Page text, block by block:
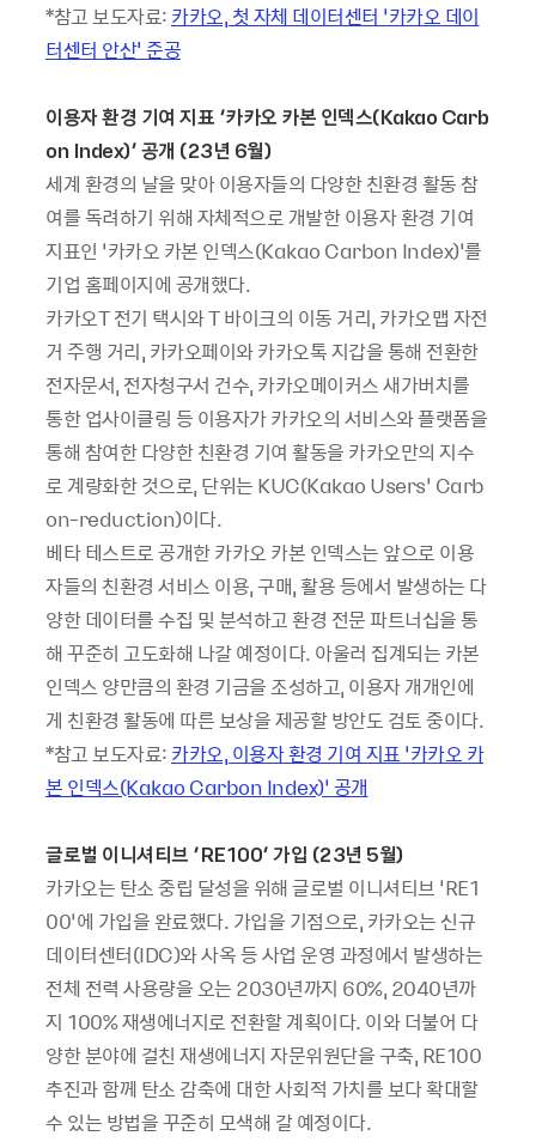
*참고 보도자료: 카카오, 첫 자체 데이터센터 ‘카카오 데이
터센터 안산' 준공
이용자 환경 기여 지표 ‘카카오 카본 인덱스(Kakao Carb
on Index)’ 공개 (23년 6월)
세계 환경의 날을 맞아 이용자들의 다양한 친환경 활동 참
여를 독려하기 위해 자체적으로 개발한 이용자 환경 기여
지표인 ‘카카오 카본 인덱스(Kakao Carbon Index)’를
기업 홈페이지에 공개했다.
카카오T 전기 택시와 T 바이크의 이동 거리, 카카오맵 자전
거 주행 거리, 카카오페이와 카카오톡 지갑을 통해 전환한
전자문서, 전자청구서 건수, 카카오메이커스 새가버치를
통한 업사이클링 등 이용자가 카카오의 서비스와 플랫폼을
통해 참여한 다양한 친환경 기여 활동을 카카오만의 지수
로 계량화한 것으로, 단위는 KUC(Kakao Users’ Carb
on-reduction)이다.
베타 테스트로 공개한 카카오 카본 인덱스는 앞으로 이용
자들의 친환경 서비스 이용, 구매, 활용 등에서 발생하는 다
양한 데이터를 수집 및 분석하고 환경 전문 파트너십을 통
해 꾸준히 고도화해 나갈 예정이다. 아울러 집계되는 카본
인덱스 양만큼의 환경 기금을 조성하고, 이용자 개개인에
게 친환경 활동에 따른 보상을 제공할 방안도 검토 중이다.
*참고 보도자료: 카카오, 이용자 환경 기여 지표 ‘카카오 카
본 인덱스(Kakao Carbon Index)’ 공개
글로벌 이니셔티브 ‘RE100’가입 (23년 5월)
카카오는 탄소 중립 달성을 위해 글로벌 이니셔티브 ‘RE1
00’에 가입을 완료했다. 가입을 기점으로, 카카오는 신규
데이터센터(IDC)와 사옥 등 사업 운영 과정에서 발생하는
전체 전력 사용량을 오는 2030년까지 60%, 2040년까
지 100% 재생에너지로 전환할 계획이다. 이와 더불어 다
양한 분야에 걸친 재생에너지 자문위원단을 구축, RE100
추진과 함께 탄소 감축에 대한 사회적 가치를 보다 확대할
수 있는 방법을 꾸준히 모색해 갈 예정이다.